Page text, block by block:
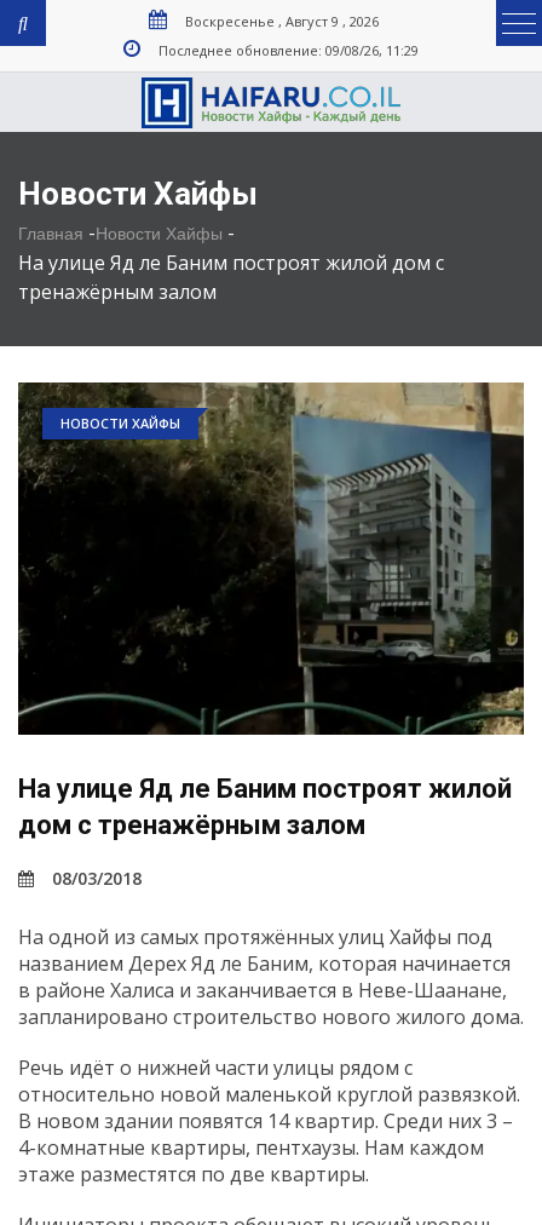
Воскресенье , Август 9 , 2026
Последнее обновление: 09/08/26, 11:29
Новости Хайфы
Главная -Новости Хайфы -
На улице Яд ле Баним построят жилой дом с
тренажёрным залом
НОВОСТИ ХАЙФЫ
На улице Яд ле Баним построят жилой
дом с тренажёрным залом
08/03/2018
На одной из самых протяжённых улиц Хайфы под
названием Дерех Яд ле Баним, которая начинается
в районе Халиса и заканчивается в Неве-Шаанане,
запланировано строительство нового жилого дома.
Речь идёт о нижней части улицы рядом с
относительно новой маленькой круглой развязкой.
В новом здании появятся 14 квартир. Среди них 3 –
4-комнатные квартиры, пентхаузы. Нам каждом
этаже разместятся по две квартиры.